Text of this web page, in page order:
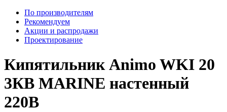
По производителям
Рекомендуем
Акции и распродажи
Проектирование
Кипятильник Animo WKI 20
3КВ MARINE настенный
220В